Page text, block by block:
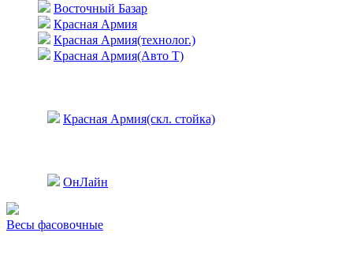
Восточный Базар
Красная Армия
Красная Армия(технолог.)
Красная Армия(Авто Т)
Красная Армия(скл. стойка)
ОнЛайн
Весы фасовочные